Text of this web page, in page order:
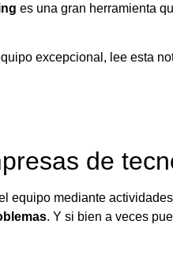
es una gran herramienta
excepcional, lee esta
de
equipo mediante
. Y si bien a veces